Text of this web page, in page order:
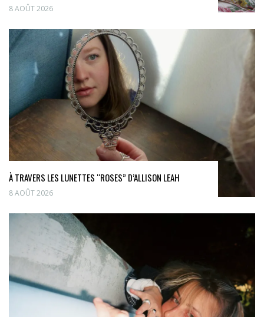
8 AOÛT 2026
À TRAVERS LES LUNETTES “ROSES” D’ALLISON LEAH
8 AOÛT 2026